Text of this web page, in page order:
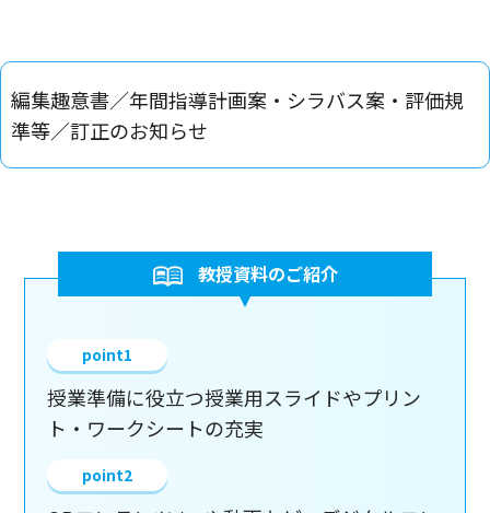
編集趣意書／年間指導計画案・シラバス案・評価規
準等／訂正のお知らせ
教授資料のご紹介
授業準備に役立つ授業用スライドやプリン
ト・ワークシートの充実